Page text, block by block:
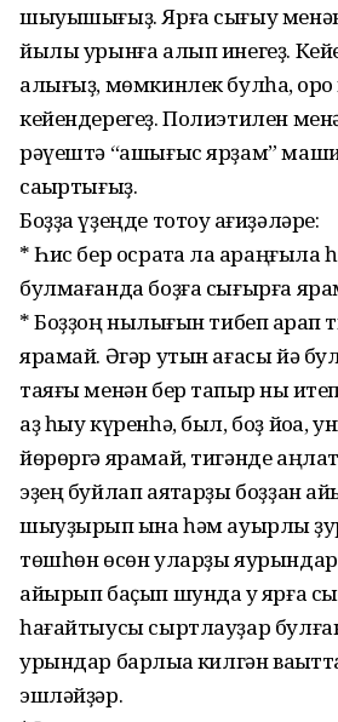
шыуышығыҙ. Ярға сығыу
йылы урынға алып инегеҙ.
алығыҙ, мөмкинлек булһа,
кейендерегеҙ. Полиэтилен
рәүештә “ашығыс ярҙам”
саҡыртығыҙ.
Боҙҙа үҙеңде тотоу ҡағиҙәләре:
* Һис бер осраҡта ла ҡараңғыла
булмағанда боҙға сығырға
* Боҙҙоң ныҡлығын тибеп ҡарап
ярамай. Әгәр утын ағасы йә
таяғы менән бер тапҡыр ныҡ
аҙ һыу күренһә, был, боҙ йоҡа,
йөрөргә ярамай, тигәнде
эҙең буйлап аяҡтарҙы боҙҙан
шыуҙырып ҡына һәм ауырлыҡ
төшһөн өсөн уларҙы
айырып баҫып шунда уҡ ярға
һағайтыусы сыртлауҙар
урындар барлыҡҡа килгән
эшләйҙәр.